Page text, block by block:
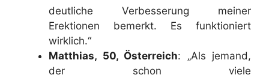
deutliche Verbesserung meiner
Erektionen bemerkt. Es funktioniert
wirklich.“
Matthias, 50, Österreich: „Als jemand,
der schon viele